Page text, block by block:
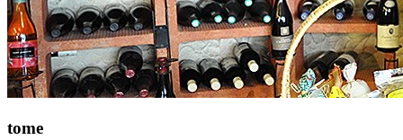
tome